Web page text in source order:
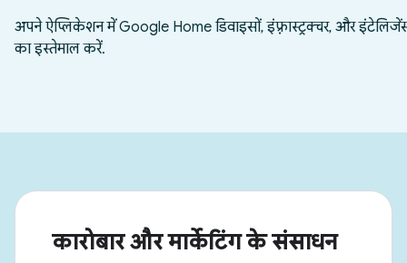
कारोबार और मार्केटिंग के संसाधन